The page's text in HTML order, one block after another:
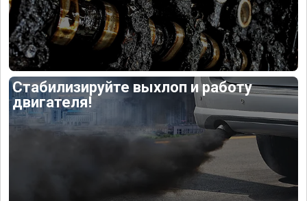
Стабилизируйте выхлоп и работу
двигателя!